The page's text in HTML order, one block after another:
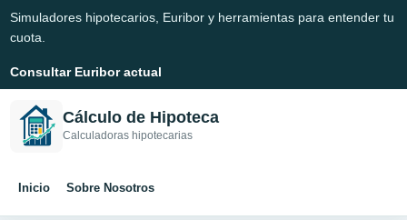
Simuladores hipotecarios, Euribor y herramientas para entender tu
cuota.
Consultar Euribor actual
Cálculo de Hipoteca
Calculadoras hipotecarias
Inicio Sobre Nosotros